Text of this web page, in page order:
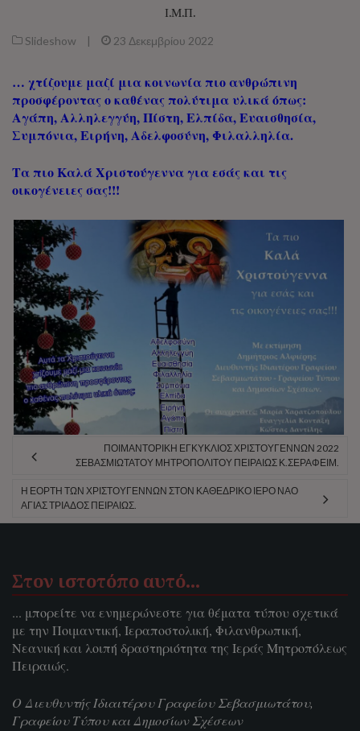
Ι.Μ.Π.
Slideshow 23 Δεκεμβρίου 2022
… χτίζουμε μαζί μια κοινωνία πιο ανθρώπινη
προσφέροντας ο καθένας πολύτιμα υλικά όπως:
Αγάπη, Αλληλεγγύη, Πίστη, Ελπίδα, Ευαισθησία,
Συμπόνια, Ειρήνη, Αδελφοσύνη, Φιλαλληλία.
Τα πιο Καλά Χριστούγεννα για εσάς και τις
οικογένειες σας!!!
ΠΟΙΜΑΝΤΟΡΙΚΉ ΕΓΚΎΚΛΙΟΣ ΧΡΙΣΤΟΥΓΈΝΝΩΝ 2022
ΣΕΒΑΣΜΙΩΤΆΤΟΥ ΜΗΤΡΟΠΟΛΊΤΟΥ ΠΕΙΡΑΙΏΣ Κ.ΣΕΡΑΦΕΊΜ.
Η ΕΟΡΤΉ ΤΩΝ ΧΡΙΣΤΟΥΓΈΝΝΩΝ ΣΤΟΝ ΚΑΘΕΔΡΙΚΌ ΙΕΡΌ ΝΑΌ
ΑΓΊΑΣ ΤΡΙΆΔΟΣ ΠΕΙΡΑΙΏΣ.
Στον ιστοτόπο αυτό…
... μπορείτε να ενημερώνεστε για θέματα τύπου σχετικά
με την Ποιμαντική, Ιεραποστολική, Φιλανθρωπική,
Νεανική και λοιπή δραστηριότητα της Ιεράς Μητροπόλεως
Πειραιώς.
Ο Διευθυντής Ιδιαιτέρου Γραφείου Σεβασμιωτάτου,
Γραφείου Τύπου και Δημοσίων Σχέσεων